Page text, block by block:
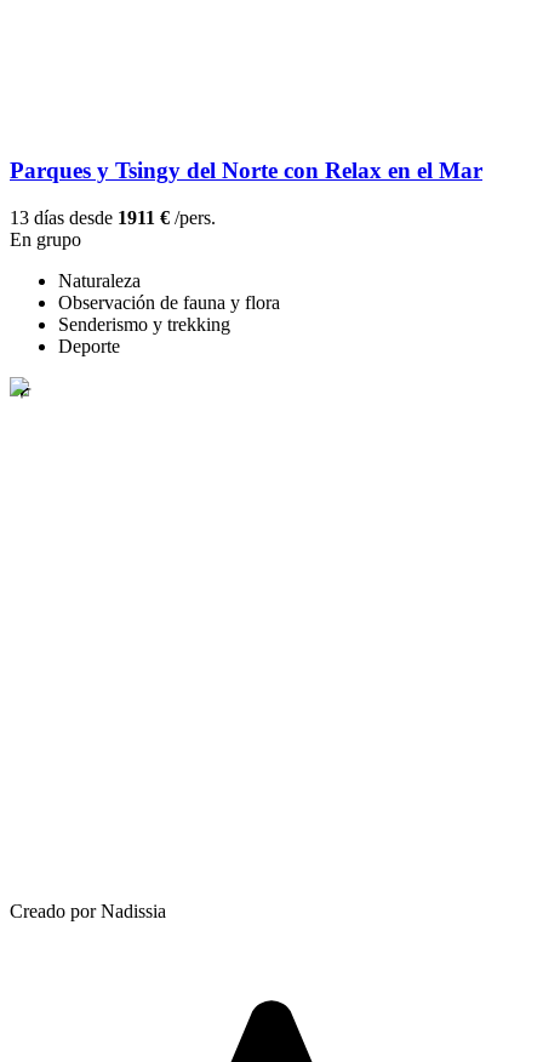
Parques y Tsingy del Norte con Relax en el Mar
13 días desde 1911 € /pers.
En grupo
Naturaleza
Observación de fauna y flora
Senderismo y trekking
Deporte
Creado por Nadissia